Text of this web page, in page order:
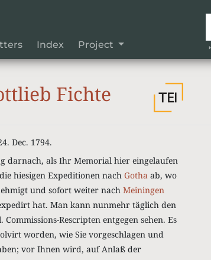
Index Project
Fichte
Dec. 1794.
darnach, als Ihr Memorial hier eingelaufen
hiesigen Expeditionen nach Gothaab, wo
und sofort weiter nach Meiningen
hat. Man kann nunmehr täglich den
Commissions-Rescripten entgegen sehen. Es
worden, wie Sie vorgeschlagen und
vor Ihnen wird, auf Anlaß der